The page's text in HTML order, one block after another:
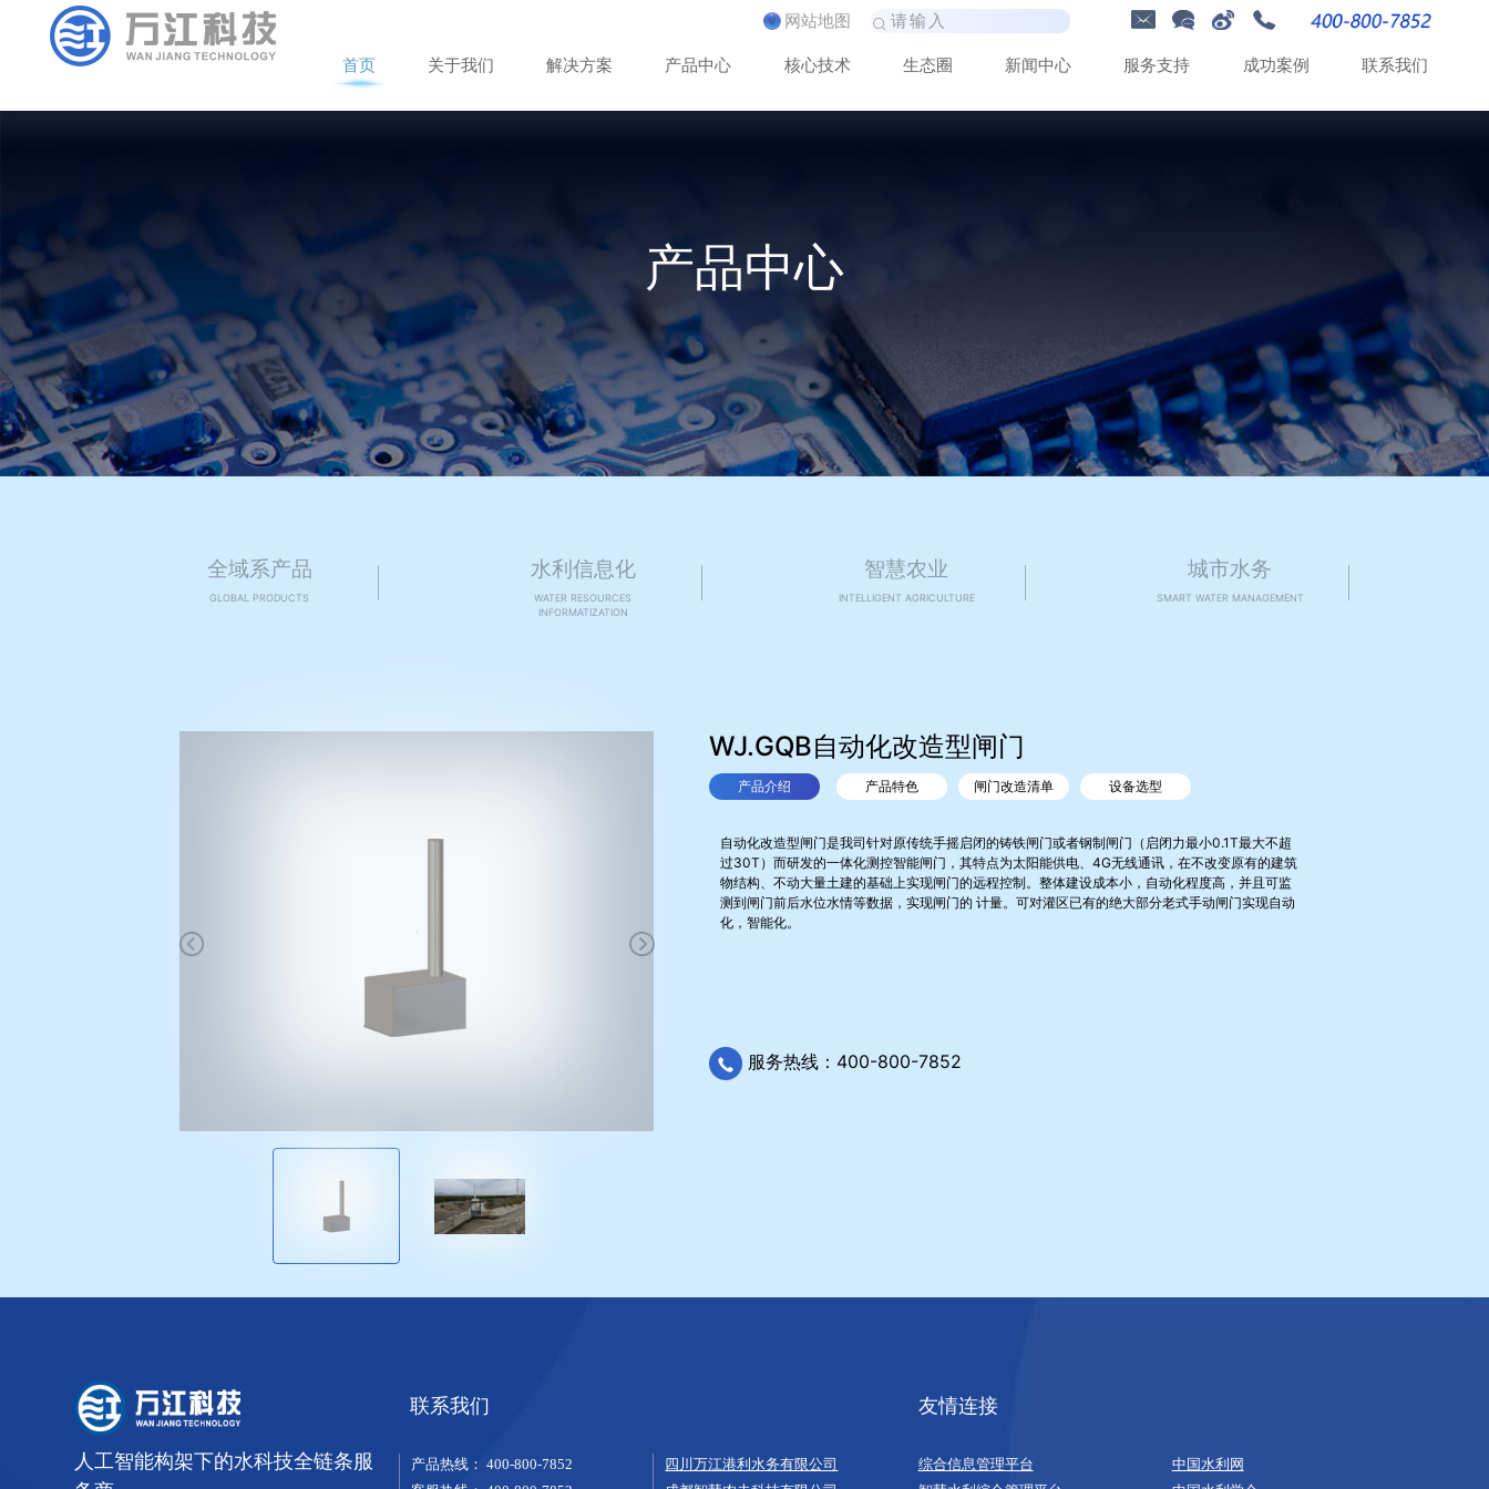
网站地图
首页 关于我们 解决方案 产品中心 核心技术 生态圈 新闻中心 服务支持 成功案例 联系我们
产品中心
全域系产品
GLOBAL PRODUCTS
水利信息化
WATER RESOURCES
INFORMATIZATION
智慧农业
INTELLIGENT AGRICULTURE
城市水务
SMART WATER MANAGEMENT
WJ.GQB自动化改造型闸门
产品介绍 产品特色 闸门改造清单 设备选型
自动化改造型闸门是我司针对原传统手摇启闭的铸铁闸门或者钢制闸门（启闭力最小0.1T最大不超
过30T）而研发的一体化测控智能闸门，其特点为太阳能供电、4G无线通讯，在不改变原有的建筑
物结构、不动大量土建的基础上实现闸门的远程控制。整体建设成本小，自动化程度高，并且可监
测到闸门前后水位水情等数据，实现闸门的 计量。可对灌区已有的绝大部分老式手动闸门实现自动
化，智能化。
服务热线：400-800-7852
人工智能构架下的水科技全链条服
联系我们
产品热线：400-800-7852
四川万江港利水务有限公司
友情连接
综合信息管理平台
中国水利网